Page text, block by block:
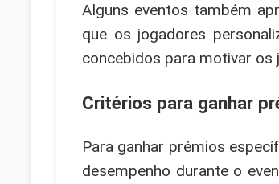
Alguns eventos também
que os jogadores
concebidos para motivar os
Critérios para ganhar
Para ganhar prémios
desempenho durante o